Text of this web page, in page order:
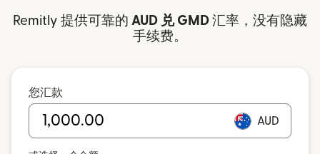
Remitly 提供可靠的 AUD 兑 GMD 汇率，没有隐藏
手续费。
您汇款
AUD